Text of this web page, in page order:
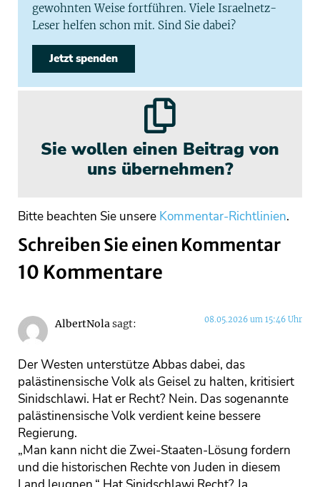
gewohnten Weise fortführen. Viele Israelnetz-
Leser helfen schon mit. Sind Sie dabei?
Jetzt spenden
Sie wollen einen Beitrag von
uns übernehmen?
Bitte beachten Sie unsere Kommentar-Richtlinien.
Schreiben Sie einen Kommentar
10 Kommentare
AlbertNolasagt: 08.05.2026 um 15:46 Uhr
Der Westen unterstütze Abbas dabei, das
palästinensische Volk als Geisel zu halten, kritisiert
Sinidschlawi. Hat er Recht? Nein. Das sogenannte
palästinensische Volk verdient keine bessere
Regierung.
„Man kann nicht die Zwei-Staaten-Lösung fordern
und die historischen Rechte von Juden in diesem